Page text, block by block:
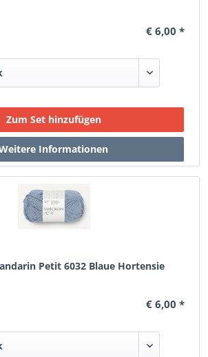
€ 6,00 *
Petit 6032 Blaue Hortensie
€ 6,00 *